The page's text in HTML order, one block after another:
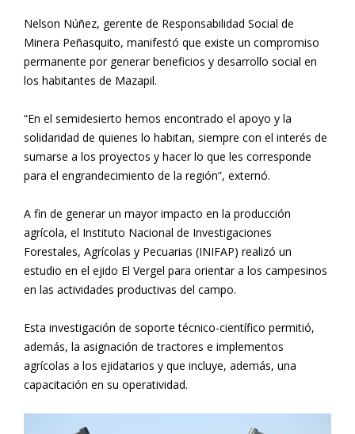
Nelson Núñez, gerente de Responsabilidad Social de
Minera Peñasquito, manifestó que existe un compromiso
permanente por generar beneficios y desarrollo social en
los habitantes de Mazapil.
“En el semidesierto hemos encontrado el apoyo y la
solidaridad de quienes lo habitan, siempre con el interés de
sumarse a los proyectos y hacer lo que les corresponde
para el engrandecimiento de la región”, externó.
A fin de generar un mayor impacto en la producción
agrícola, el Instituto Nacional de Investigaciones
Forestales, Agrícolas y Pecuarias (INIFAP) realizó un
estudio en el ejido El Vergel para orientar a los campesinos
en las actividades productivas del campo.
Esta investigación de soporte técnico-científico permitió,
además, la asignación de tractores e implementos
agrícolas a los ejidatarios y que incluye, además, una
capacitación en su operatividad.